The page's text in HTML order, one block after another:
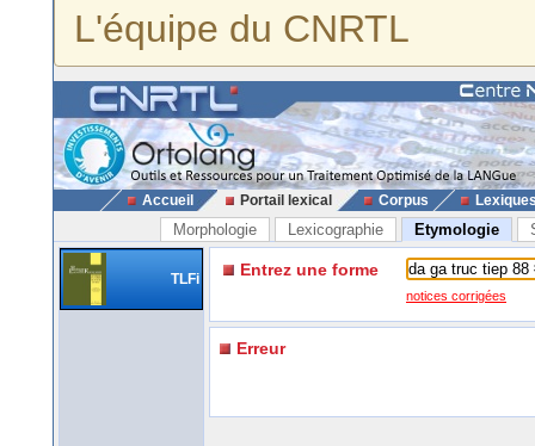
L'équipe du CNRTL
Accueil Portail lexical Corpus
Morphologie Lexicographie Etymologie
TLFi Entrez une forme
notices corrigées
Erreur